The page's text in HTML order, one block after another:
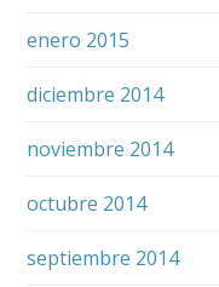
enero 2015
diciembre 2014
noviembre 2014
octubre 2014
septiembre 2014